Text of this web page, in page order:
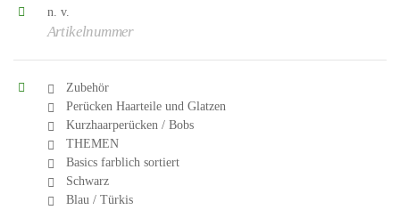
n. v.
Artikelnummer
Zubehör
Perücken Haarteile und Glatzen
Kurzhaarperücken / Bobs
THEMEN
Basics farblich sortiert
Schwarz
Blau / Türkis